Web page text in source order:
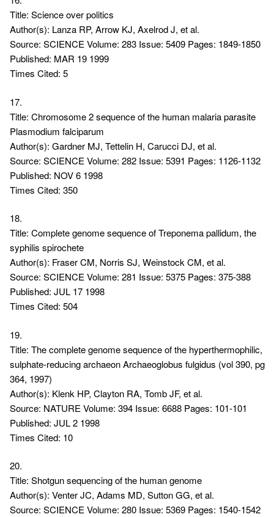
Title: Science over politics
Author(s): Lanza RP, Arrow KJ, Axelrod J, et al.
Source: SCIENCE Volume: 283 Issue: 5409 Pages: 1849-1850
Published: MAR 19 1999
Times Cited: 5
17.
Title: Chromosome 2 sequence of the human malaria parasite
Plasmodium falciparum
Author(s): Gardner MJ, Tettelin H, Carucci DJ, et al.
Source: SCIENCE Volume: 282 Issue: 5391 Pages: 1126-1132
Published: NOV 6 1998
Times Cited: 350
18.
Title: Complete genome sequence of Treponema pallidum, the
syphilis spirochete
Author(s): Fraser CM, Norris SJ, Weinstock CM, et al.
Source: SCIENCE Volume: 281 Issue: 5375 Pages: 375-388
Published: JUL 17 1998
Times Cited: 504
19.
Title: The complete genome sequence of the hyperthermophilic,
sulphate-reducing archaeon Archaeoglobus fulgidus (vol 390, pg
364, 1997)
Author(s): Klenk HP, Clayton RA, Tomb JF, et al.
Source: NATURE Volume: 394 Issue: 6688 Pages: 101-101
Published: JUL 2 1998
Times Cited: 10
20.
Title: Shotgun sequencing of the human genome
Author(s): Venter JC, Adams MD, Sutton GG, et al.
Source: SCIENCE Volume: 280 Issue: 5369 Pages: 1540-1542